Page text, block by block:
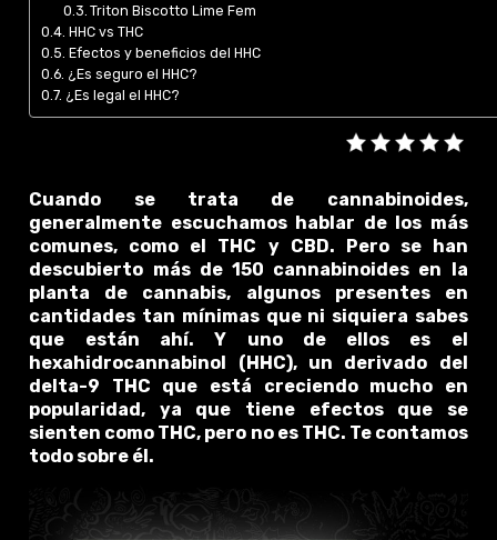
Triton Biscotto Lime Fem
HHC vs THC
Efectos y beneficios del HHC
¿Es seguro el HHC?
¿Es legal el HHC?
Cuando se trata de cannabinoides,
generalmente escuchamos hablar de los más
comunes, como el THC y CBD. Pero se han
descubierto más de 150 cannabinoides en la
planta de cannabis, algunos presentes en
cantidades tan mínimas que ni siquiera sabes
que están ahí. Y uno de ellos es el
hexahidrocannabinol (HHC), un derivado del
delta-9 THC que está creciendo mucho en
popularidad, ya que tiene efectos que se
sienten como THC, pero no es THC. Te contamos
todo sobre él.